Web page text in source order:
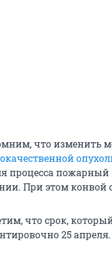
что изменить
процесса пожарный
При этом конвой
что срок,
25 апреля.